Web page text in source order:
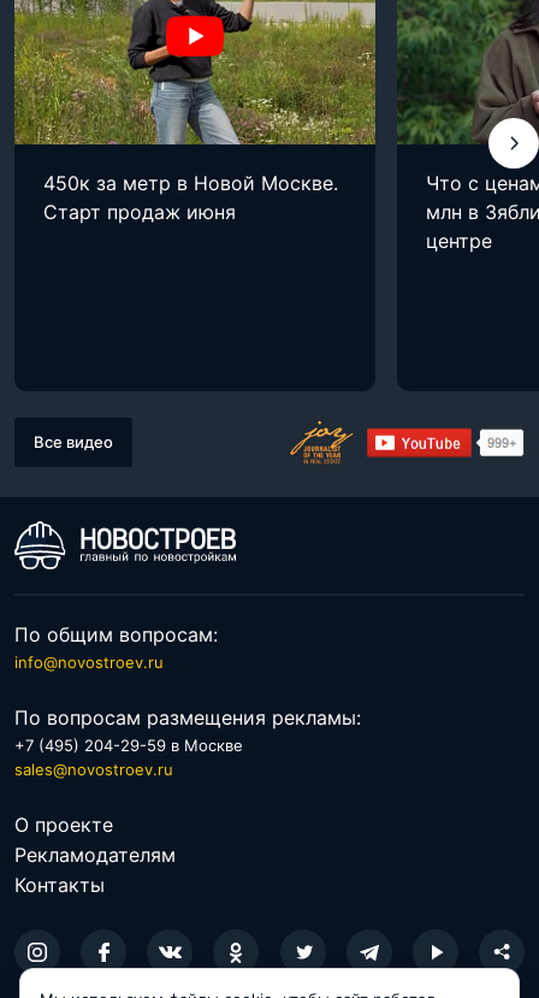
450к за метр в Новой Москве.
Старт продаж июня
Что с
млн в
центре
Все видео
По общим вопросам:
info@novostroev.ru
По вопросам размещения рекламы:
+7 (495) 204-29-59 в Москве
sales@novostroev.ru
О проекте
Рекламодателям
Контакты